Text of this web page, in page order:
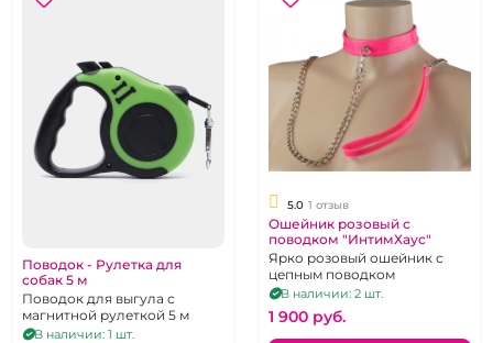
Поводок - Рулетка для
собак 5 м
Поводок для выгула с
магнитной рулеткой 5 м
В наличии: 1 шт.
5.0 1 отзыв
Ошейник розовый с
поводком "ИнтимХаус"
Ярко розовый ошейник с
цепным поводком
В наличии: 2 шт.
1 900 pуб.